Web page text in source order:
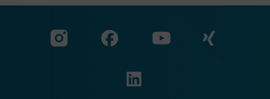
Zu unserer Facebook
Zu
Zu unserer